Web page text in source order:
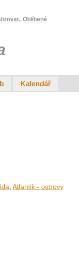
, Oblíbené
Kalendář
, Atlantik - ostrovy